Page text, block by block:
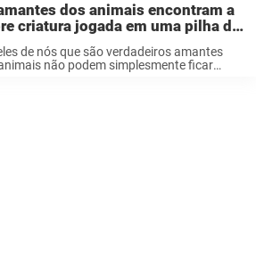
dos animais encontram a
criatura jogada em uma pilha de
– hoje o animal é encantador
de nós que são verdadeiros amantes
não podem simplesmente ficar